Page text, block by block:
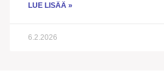
LUE LISÄÄ »
6.2.2026